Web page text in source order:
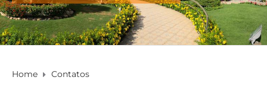
Home Contatos